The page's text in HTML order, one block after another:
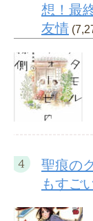
想！最
友情
聖痕の
もすご